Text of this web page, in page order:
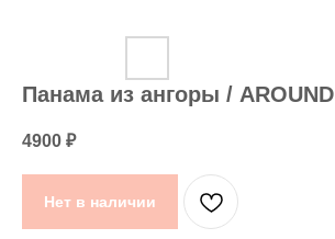
Панама из ангоры / AROUND
4900 ₽
Нет в наличии